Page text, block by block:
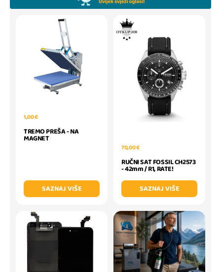
1,00 €
TREMO PREŠA - NA
MAGNET
SAZNAJ VIŠE
70,00 €
RUČNI SAT FOSSIL CH2573
- 42mm / R1, RATE!
SAZNAJ VIŠE